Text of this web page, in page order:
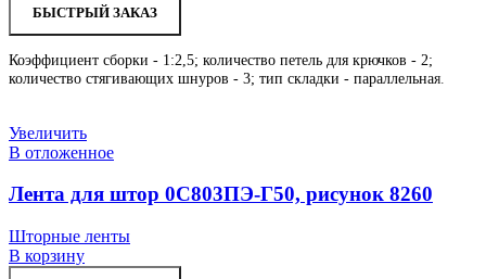
БЫСТРЫЙ ЗАКАЗ
Коэффициент сборки - 1:2,5; количество петель для крючков - 2;
количество стягивающих шнуров - 3; тип складки - параллельная.
Увеличить
В отложенное
Лента для штор 0С803ПЭ-Г50, рисунок 8260
Шторные ленты
В корзину